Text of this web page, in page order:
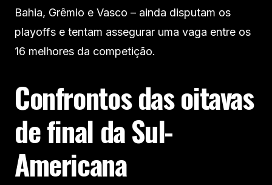
Bahia, Grêmio e Vasco – ainda disputam os
playoffs e tentam assegurar uma vaga entre os
16 melhores da competição.
Confrontos das oitavas
de final da Sul-
Americana